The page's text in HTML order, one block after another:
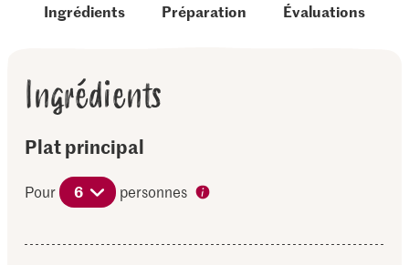
Ingrédients Préparation Évaluations
Ingrédients
Plat principal
Pour 6 personnes